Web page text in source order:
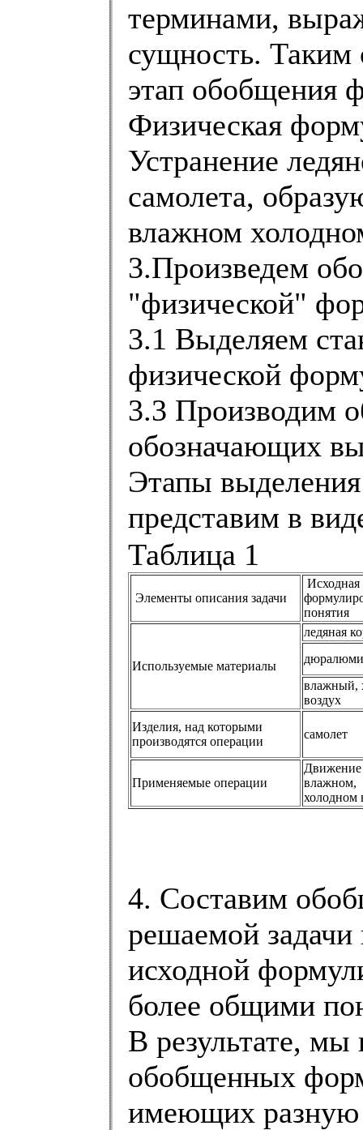
терминами,
сущность. Таким
этап обобщения
Физическая
Устранение
самолета,
влажном
3.Произведем
"физической"
3.1 Выделяем
физической
3.3 Производим
обозначающих
Этапы
представим в
Таблица 1
Элементы описания задачи
Исходная
понятия
Используемые материалы
ледяная
влажный,
воздух
Изделия, над которыми
производятся операции
самолет
Применяемые операции
Движение
влажном,
холодном
4. Составим
решаемой
исходной
более общими
В результате, мы
обобщенных
имеющих разную